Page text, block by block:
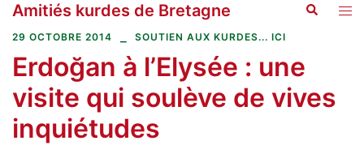
Aller
au
Amitiés kurdes de Bretagne
29 OCTOBRE 2014 SOUTIEN AUX KURDES... ICI
Erdoğan à l’Elysée : une
visite qui soulève de vives
inquiétudes